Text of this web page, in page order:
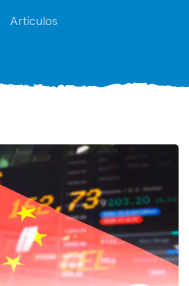
Artículos